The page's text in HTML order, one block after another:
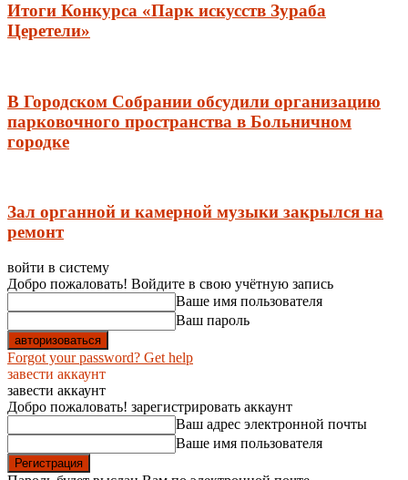
Итоги Конкурса «Парк искусств Зураба
Церетели»
В Городском Собрании обсудили организацию
парковочного пространства в Больничном
городке
Зал органной и камерной музыки закрылся на
ремонт
войти в систему
Добро пожаловать! Войдите в свою учётную запись
Ваше имя пользователя
Ваш пароль
Forgot your password? Get help
завести аккаунт
завести аккаунт
Добро пожаловать! зарегистрировать аккаунт
Ваш адрес электронной почты
Ваше имя пользователя